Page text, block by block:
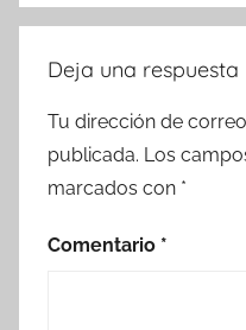
Deja una respuesta
Tu dirección de
publicada. Los
marcados con *
Comentario *